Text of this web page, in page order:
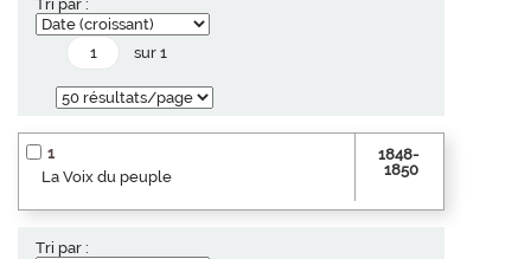
Tri par :
sur 1
1
La Voix du peuple
1848-
1850
Tri par :